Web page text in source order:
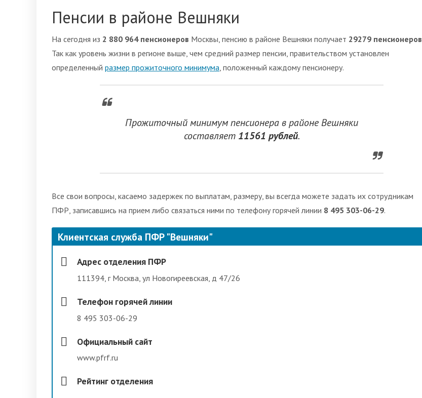
Пенсии в районе Вешняки
На сегодня из 2 880 964 пенсионеров Москвы, пенсию в районе Вешняки получает 29279 пенсионеров
Так как уровень жизни в регионе выше, чем средний размер пенсии, правительством установлен
определенный размер прожиточного минимума, положенный каждому пенсионеру.
Прожиточный минимум пенсионера в районе Вешняки
составляет 11561 рублей.
Все свои вопросы, касаемо задержек по выплатам, размеру, вы всегда можете задать их сотрудникам
ПФР, записавшись на прием либо связаться ними по телефону горячей линии 8 495 303-06-29.
Клиентская служба ПФР "Вешняки"
Адрес отделения ПФР
111394, г Москва, ул Новогиреевская, д 47/26
Телефон горячей линии
8 495 303-06-29
Официальный сайт
www.pfrf.ru
Рейтинг отделения